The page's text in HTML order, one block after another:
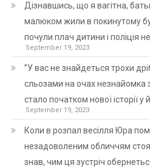
Дізнавшись, що я вагітна,
малюком жили в покинутому
почули плач дитини і поліція не
September 19, 2023
”У вас не знайдеться трохи
сльозами на очах незнайомка
стало початком нової історії у
September 19, 2023
Коли в розпал весілля Юра
незадоволеним обличчям
знав, чим ця зустріч